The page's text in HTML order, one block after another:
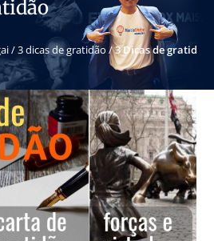
/3 dicas de gratidão /3 Dicas de gratidão